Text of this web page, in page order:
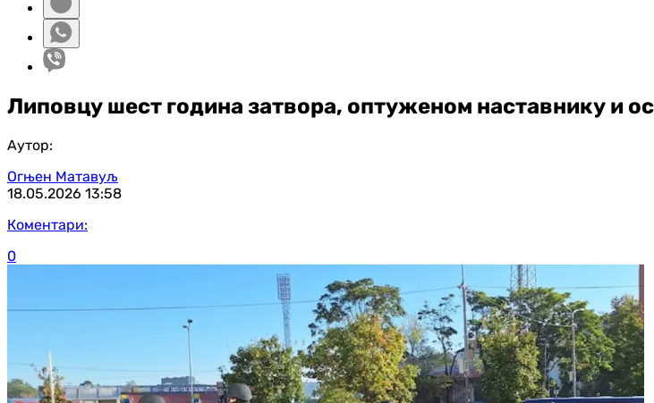
Липовцу шест година затвора, оптуженом наставнику и
Аутор:
Огњен Матавуљ
18.05.2026 13:58
Коментари:
0